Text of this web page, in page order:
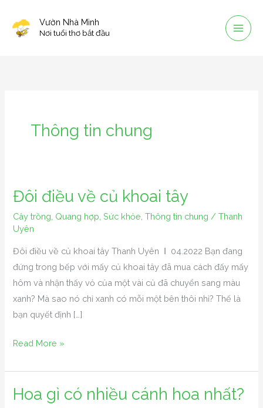
content
Vườn Nhà Mình
Nơi tuổi thơ bắt đầu
Thông tin chung
Đôi điều về củ khoai tây
Cây trồng Quang hợp ,Sức khỏe ,Thông tin chung /Thanh
Uyên
Đôi điều về củ khoai tây Thanh Uyên Ι 04.2022 Bạn đang
đứng trong bếp với mấy củ khoai tây đã mua cách đấy mấy
hôm và nhận thấy vỏ của một vài củ đã chuyển sang màu
xanh? Mà sao nó chỉ xanh có mỗi một bên thôi nhỉ? Thế là
bạn quyết định […]
Đôi
về
khoai
tây
Read More »
Hoa gì có nhiều cánh hoa nhất?
Hoa